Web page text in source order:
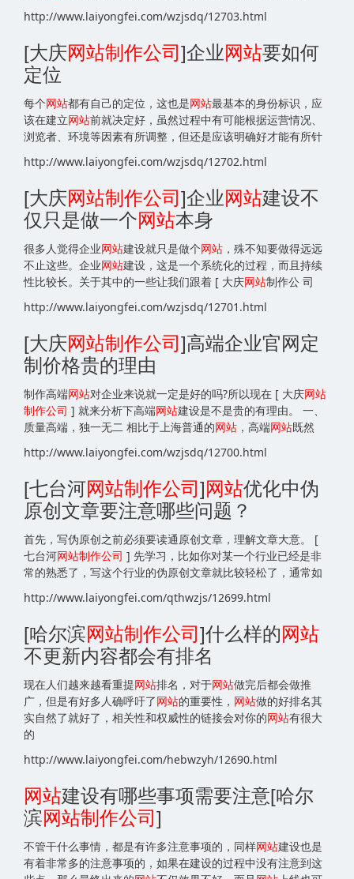
http://www.laiyongfei.com/wzjsdq/12703.html
[大庆网站制作公司]企业网站要如何
定位
每个网站都有自己的定位，这也是网站最基本的身份标识，应
该在建立网站前就决定好，虽然过程中有可能根据运营情况、
浏览者、环境等因素有所调整，但还是应该明确好才能有所针
http://www.laiyongfei.com/wzjsdq/12702.html
[大庆网站制作公司]企业网站建设不
仅只是做一个网站本身
很多人觉得企业网站建设就只是做个网站 ，殊不知要做得远远
不止这些。企业网站建设，这是一个系统化的过程，而且持续
性比较长。关于其中的一些让我们跟着 [ 大庆网站制作公 司
http://www.laiyongfei.com/wzjsdq/12701.html
[大庆网站制作公司]高端企业官网定
制价格贵的理由
制作高端网站对企业来说就一定是好的吗?所以现在 [ 大庆网站
制作公司 ] 就来分析下高端网站建设是不是贵的有理由。 一、
质量高端，独一无二 相比于上海普通的网站 ，高端网站既然
http://www.laiyongfei.com/wzjsdq/12700.html
[七台河网站制作公司] 网站优化中伪
原创文章要注意哪些问题？
首先，写伪原创之前必须要读通原创文章，理解文章大意。 [
七台河网站制作公司 ] 先学习，比如你对某一个行业已经是非
常的熟悉了，写这个行业的伪原创文章就比较轻松了，通常如
http://www.laiyongfei.com/qthwzjs/12699.html
[哈尔滨网站制作公司]什么样的 网站
不更新内容都会有排名
现在人们越来越看重提网站排名，对于网站做完后都会做推
广，但是有好多人确呼吁了网站的重要性， 网站做的好排名其
实自然了就好了，相关性和权威性的链接会对你的网站有很大
的
http://www.laiyongfei.com/hebwzyh/12690.html
网站建设有哪些事项需要注意[哈尔
滨网站制作公司]
不管干什么事情，都是有许多注意事项的，同样网站建设也是
有着非常多的注意事项的，如果在建设的过程中没有注意到这